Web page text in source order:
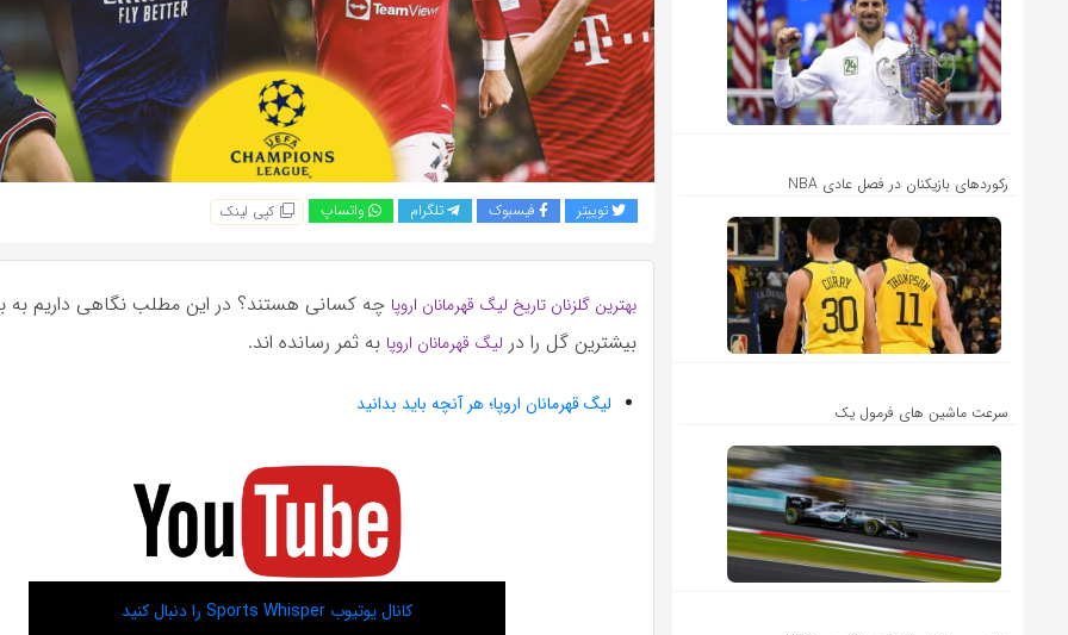
رکوردهای بازیکنان در فصل عادی NBA
سرعت ماشین های فرمول یک
توییتر فیسبوک تلگرام واتساپ کپی لینک
بهترین گلزنان تاریخ لیگ قهرمانان اروپا چه کسانی هستند؟ در این مطلب نگاهی داریم به
بیشترین گل را در لیگ قهرمانان اروپا به ثمر رسانده اند.
لیگ قهرمانان اروپا؛ هر آنچه باید بدانید
کانال یوتیوب Sports Whisper را دنبال کنید